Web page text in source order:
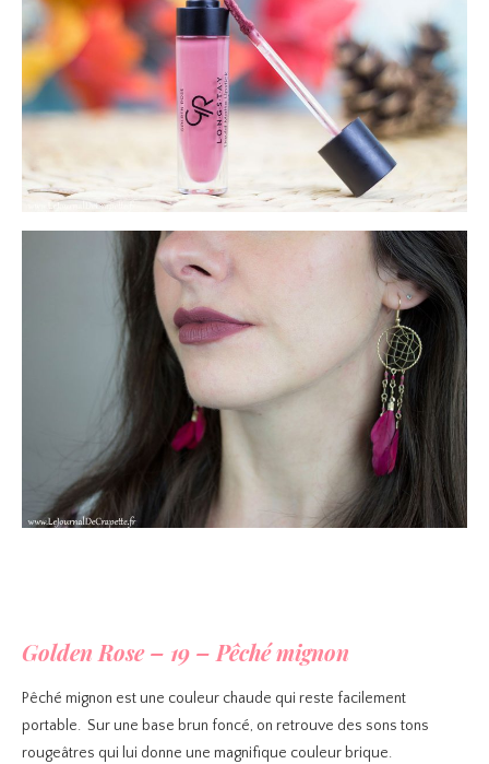
Golden Rose – 19 – Pêché mignon
Pêché mignon est une couleur chaude qui reste facilement
portable. Sur une base brun foncé, on retrouve des sons tons
rougeâtres qui lui donne une magnifique couleur brique.